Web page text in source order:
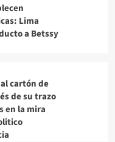
Lima
a Betssy
cartón de
de su trazo
en la mira